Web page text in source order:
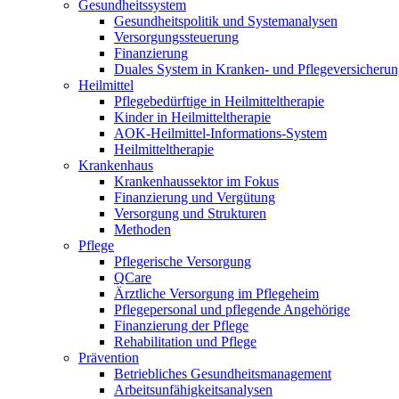
Gesundheitssystem
Gesundheitspolitik und Systemanalysen
Versorgungssteuerung
Finanzierung
Duales System in Kranken- und
Heilmittel
Pflegebedürftige in Heilmitteltherapie
Kinder in Heilmitteltherapie
AOK-Heilmittel-Informations-System
Heilmitteltherapie
Krankenhaus
Krankenhaussektor im Fokus
Finanzierung und Vergütung
Versorgung und Strukturen
Methoden
Pflege
Pflegerische Versorgung
QCare
Ärztliche Versorgung im Pflegeheim
Pflegepersonal und pflegende Angehörige
Finanzierung der Pflege
Rehabilitation und Pflege
Prävention
Betriebliches Gesundheitsmanagement
Arbeitsunfähigkeitsanalysen